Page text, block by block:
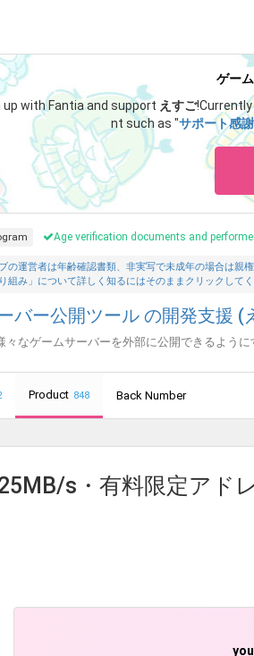
ゲー
up with Fantia and support えすご!Currently
nt such as "サポート感
Age verification documents and
の運営者は年齢確認書類、非実写で未成年の場合は親
組み」について詳しく知るにはそのままクリックしてく
バー公開ツール の開発支援 (
々なゲームサーバーを外部に公開できるように
Product 848 Back Number
s・有料限定アド